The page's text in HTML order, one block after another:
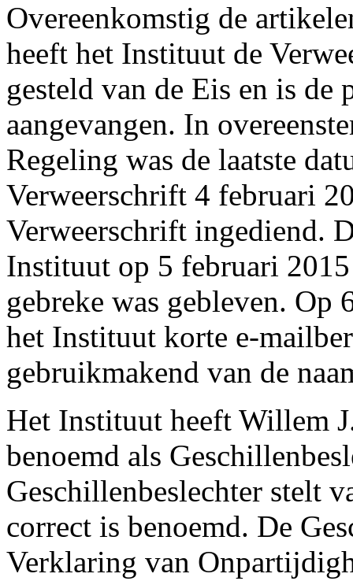
Overeenkomstig de
heeft het Instituut de
gesteld van de Eis en is
aangevangen. In
Regeling was de laatste
Verweerschrift 4 februari
Verweerschrift ingediend.
Instituut op 5 februari
gebreke was gebleven.
het Instituut korte e-
gebruikmakend van de
Het Instituut heeft Willem
benoemd als
Geschillenbeslechter stelt
correct is benoemd. De
Verklaring van